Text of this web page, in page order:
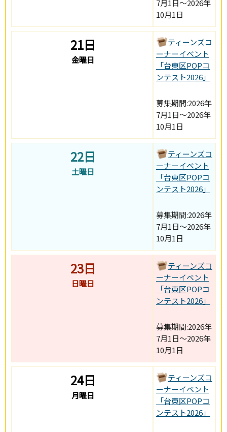
7月1日～2026年
10月1日
21日
金曜日
ティーンズコ
ーナーイベント
「台東区POPコ
ンテスト2026」
募集期間:2026年
7月1日～2026年
10月1日
22日
土曜日
ティーンズコ
ーナーイベント
「台東区POPコ
ンテスト2026」
募集期間:2026年
7月1日～2026年
10月1日
23日
日曜日
ティーンズコ
ーナーイベント
「台東区POPコ
ンテスト2026」
募集期間:2026年
7月1日～2026年
10月1日
24日
月曜日
ティーンズコ
ーナーイベント
「台東区POPコ
ンテスト2026」